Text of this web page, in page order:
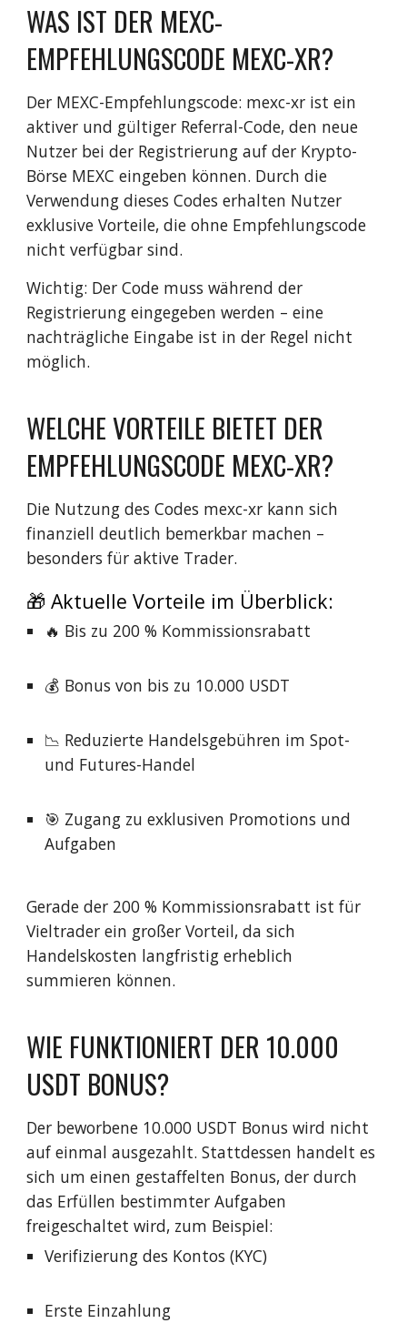
WAS IST DER MEXC-
EMPFEHLUNGSCODE MEXC-XR?
Der MEXC-Empfehlungscode: mexc-xr ist ein
aktiver und gültiger Referral-Code, den neue
Nutzer bei der Registrierung auf der Krypto-
Börse MEXC eingeben können. Durch die
Verwendung dieses Codes erhalten Nutzer
exklusive Vorteile, die ohne Empfehlungscode
nicht verfügbar sind.
Wichtig: Der Code muss während der
Registrierung eingegeben werden – eine
nachträgliche Eingabe ist in der Regel nicht
möglich.
WELCHE VORTEILE BIETET DER
EMPFEHLUNGSCODE MEXC-XR?
Die Nutzung des Codes mexc-xr kann sich
finanziell deutlich bemerkbar machen –
besonders für aktive Trader.
🎁 Aktuelle Vorteile im Überblick:
🔥 Bis zu 200 % Kommissionsrabatt
💰 Bonus von bis zu 10.000 USDT
📉 Reduzierte Handelsgebühren im Spot-
und Futures-Handel
🎯 Zugang zu exklusiven Promotions und
Aufgaben
Gerade der 200 % Kommissionsrabatt ist für
Vieltrader ein großer Vorteil, da sich
Handelskosten langfristig erheblich
summieren können.
WIE FUNKTIONIERT DER 10.000
USDT BONUS?
Der beworbene 10.000 USDT Bonus wird nicht
auf einmal ausgezahlt. Stattdessen handelt es
sich um einen gestaffelten Bonus, der durch
das Erfüllen bestimmter Aufgaben
freigeschaltet wird, zum Beispiel:
Verifizierung des Kontos (KYC)
Erste Einzahlung